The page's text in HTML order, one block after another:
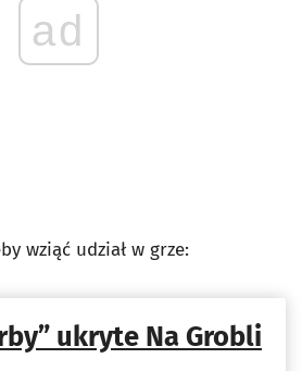
ad
wziąć udział w grze:
ukryte Na Grobli